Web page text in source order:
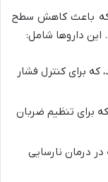
که باعث کاهش سطح
این داروها شامل:
که برای کنترل فشار
برای تنظیم ضربان
درمان نارسایی